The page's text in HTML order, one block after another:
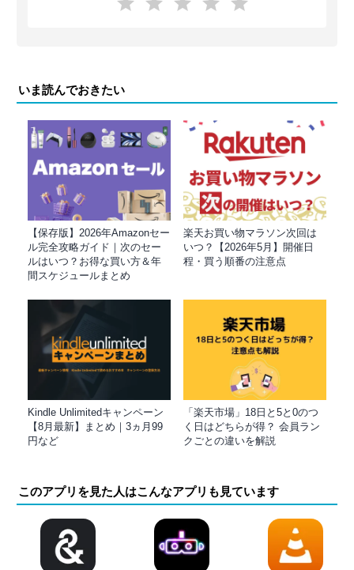
いま読んでおきたい
【保存版】2026年Amazonセー
ル完全攻略ガイド｜次のセー
ルはいつ？お得な買い方＆年
間スケジュールまとめ
楽天お買い物マラソン次回は
いつ？【2026年5月】開催日
程・買う順番の注意点
Kindle Unlimitedキャンペーン
【8月最新】まとめ｜3ヵ月99
円など
「楽天市場」18日と5と0のつ
く日はどちらが得？ 会員ラン
クごとの違いを解説
このアプリを見た人はこんなアプリも見ています